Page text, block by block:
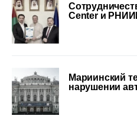
Center и
Мариинский
нарушении